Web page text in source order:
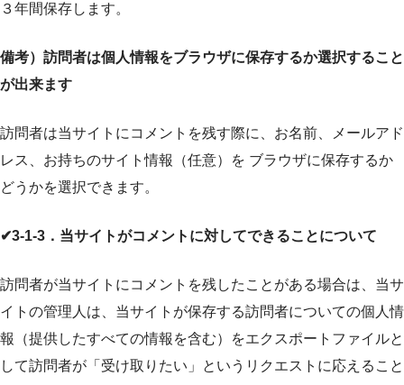
３年間保存します。
備考）訪問者は個人情報をブラウザに保存するか選択すること
が出来ます
訪問者は当サイトにコメントを残す際に、お名前、メールアド
レス、お持ちのサイト情報（任意）を ブラウザに保存するか
どうかを選択できます。
✔3-1-3．当サイトがコメントに対してできることについて
訪問者が当サイトにコメントを残したことがある場合は、当サ
イトの管理人は、当サイトが保存する訪問者についての個人情
報（提供したすべての情報を含む）をエクスポートファイルと
して訪問者が「受け取りたい」というリクエストに応えること